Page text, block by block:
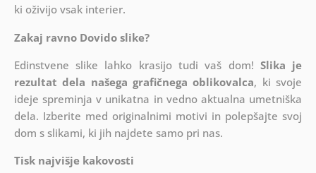
ki oživijo vsak interier.
Zakaj ravno Dovido slike?
Edinstvene slike lahko krasijo tudi vaš dom! Slika je
rezultat dela našega grafičnega oblikovalca, ki svoje
ideje spreminja v unikatna in vedno aktualna umetniška
dela. Izberite med originalnimi motivi in polepšajte svoj
dom s slikami, ki jih najdete samo pri nas.
Tisk najvišje kakovosti